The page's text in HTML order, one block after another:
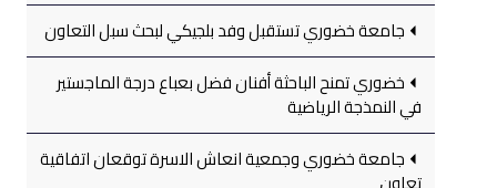
جامعة خضوري تستقبل وفد بلجيكي لبحث سبل التعاون
خضوري تمنح الباحثة أفنان فضل بعباع درجة الماجستير
في النمذجة الرياضية
جامعة خضوري وجمعية انعاش الاسرة توقعان اتفاقية